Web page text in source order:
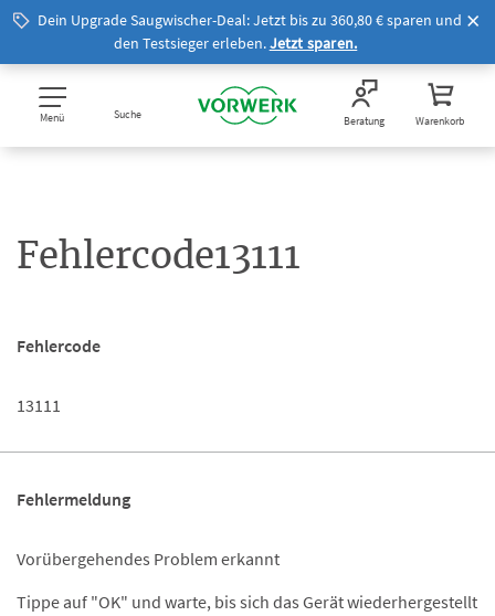
Dein Upgrade Saugwischer-Deal: Jetzt bis zu 360,80 € sparen und
den Testsieger erleben.Jetzt sparen.
Menü Suche Beratung Warenkorb
Fehlercode13111
Fehlercode
13111
Fehlermeldung
Vorübergehendes Problem erkannt
Tippe auf "OK" und warte, bis sich das Gerät wiederhergestellt